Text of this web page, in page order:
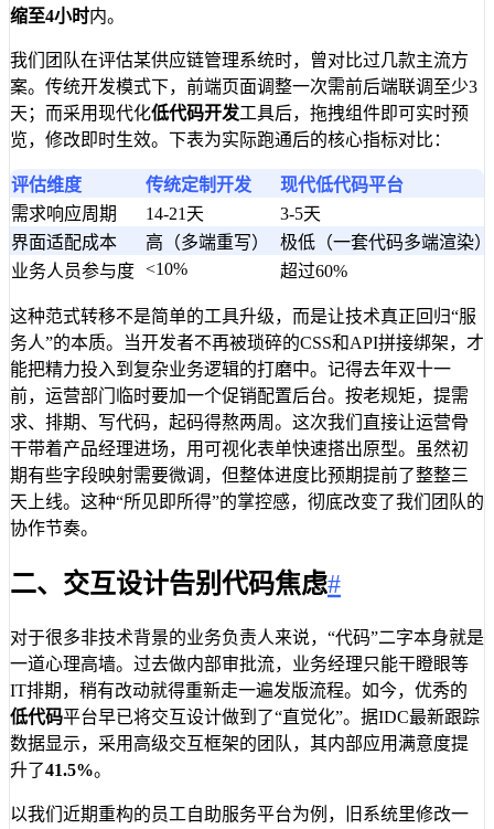
缩至4小时内。
我们团队在评估某供应链管理系统时，曾对比过几款主流方
案。传统开发模式下，前端页面调整一次需前后端联调至少3
天；而采用现代化低代码开发工具后，拖拽组件即可实时预
览，修改即时生效。下表为实际跑通后的核心指标对比：
评估维度 传统定制开发
现代低代码平台
需求响应周期
14-21天
3-5天
界面适配成本
高（多端重写）
极低（一套代码多端渲染）
业务人员参与度 <10% 超过60%
这种范式转移不是简单的工具升级，而是让技术真正回归“服
务人”的本质。当开发者不再被琐碎的CSS和API拼接绑架，才
能把精力投入到复杂业务逻辑的打磨中。记得去年双十一
前，运营部门临时要加一个促销配置后台。按老规矩，提需
求、排期、写代码，起码得熬两周。这次我们直接让运营骨
干带着产品经理进场，用可视化表单快速搭出原型。虽然初
期有些字段映射需要微调，但整体进度比预期提前了整整三
天上线。这种“所见即所得”的掌控感，彻底改变了我们团队的
协作节奏。
二、交互设计告别代码焦虑#
对于很多非技术背景的业务负责人来说，“代码”二字本身就是
一道心理高墙。过去做内部审批流，业务经理只能干瞪眼等
IT排期，稍有改动就得重新走一遍发版流程。如今，优秀的
低代码平台早已将交互设计做到了“直觉化”。据IDC最新跟踪
数据显示，采用高级交互框架的团队，其内部应用满意度提
升了41.5%。
以我们近期重构的员工自助服务平台为例，旧系统里修改一